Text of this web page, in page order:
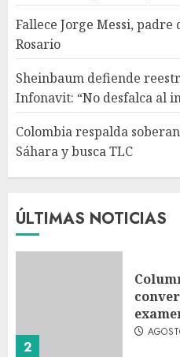
Fallece Jorge Messi, padre
Rosario
Sheinbaum defiende
Infonavit: “No desfalca al
Colombia respalda
Sáhara y busca TLC
ÚLTIMAS NOTICIAS
5
1
2